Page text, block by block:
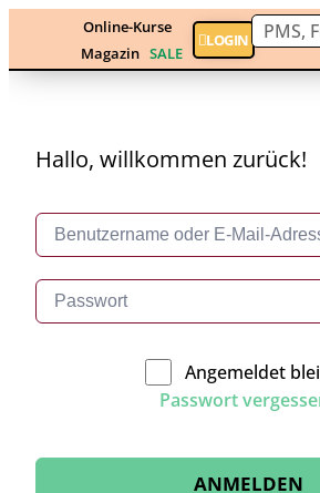
Online-Kurse
Magazin SALE
LOGIN
Hallo, willkommen zurück!
Angemeldet
Passwort
ANMELDEN